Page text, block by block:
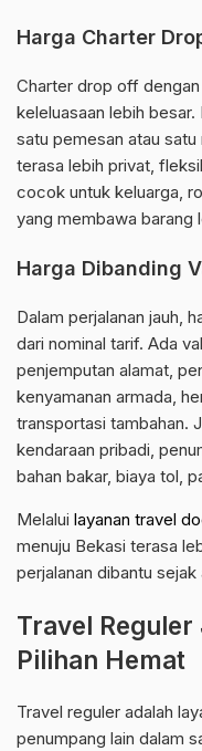
Harga Charter
Charter drop off
keleluasaan lebih
satu pemesan atau
terasa lebih privat,
cocok untuk keluarga,
yang membawa barang
Harga Dibanding
Dalam perjalanan jauh,
dari nominal tarif. Ada
penjemputan alamat,
kenyamanan armada,
transportasi tambahan.
kendaraan pribadi,
bahan bakar, biaya tol,
Melalui layanan travel
menuju Bekasi terasa
perjalanan dibantu
Travel
Pilihan Hemat
Travel reguler adalah
penumpang lain dalam